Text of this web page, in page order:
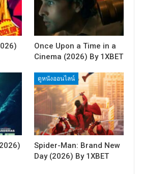
Once Upon a Time in a
Cinema (2026) By 1XBET
ดูหนังออนไลน์
Spider-Man: Brand New
Day (2026) By 1XBET